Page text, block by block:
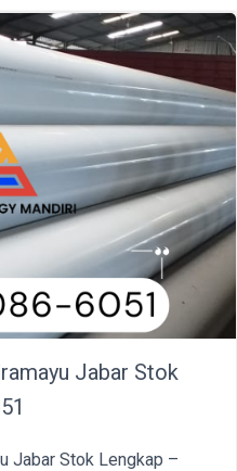
Jabar Stok
Jabar Stok Lengkap –